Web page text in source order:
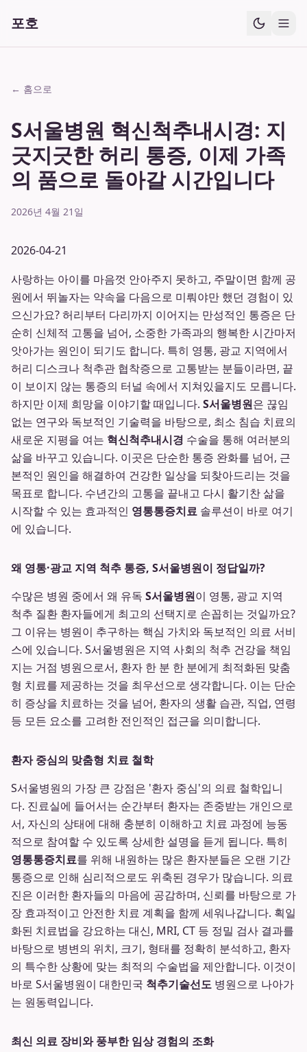
포호
← 홈으로
S서울병원 혁신척추내시경: 지
긋지긋한 허리 통증, 이제 가족
의 품으로 돌아갈 시간입니다
2026년 4월 21일
2026-04-21
사랑하는 아이를 마음껏 안아주지 못하고, 주말이면 함께 공
원에서 뛰놀자는 약속을 다음으로 미뤄야만 했던 경험이 있
으신가요? 허리부터 다리까지 이어지는 만성적인 통증은 단
순히 신체적 고통을 넘어, 소중한 가족과의 행복한 시간마저
앗아가는 원인이 되기도 합니다. 특히 영통, 광교 지역에서
허리 디스크나 척추관 협착증으로 고통받는 분들이라면, 끝
이 보이지 않는 통증의 터널 속에서 지쳐있을지도 모릅니다.
하지만 이제 희망을 이야기할 때입니다. S서울병원은 끊임
없는 연구와 독보적인 기술력을 바탕으로, 최소 침습 치료의
새로운 지평을 여는 혁신척추내시경 수술을 통해 여러분의
삶을 바꾸고 있습니다. 이곳은 단순한 통증 완화를 넘어, 근
본적인 원인을 해결하여 건강한 일상을 되찾아드리는 것을
목표로 합니다. 수년간의 고통을 끝내고 다시 활기찬 삶을
시작할 수 있는 효과적인 영통통증치료 솔루션이 바로 여기
에 있습니다.
왜 영통·광교 지역 척추 통증, S서울병원이 정답일까?
수많은 병원 중에서 왜 유독 S서울병원이 영통, 광교 지역
척추 질환 환자들에게 최고의 선택지로 손꼽히는 것일까요?
그 이유는 병원이 추구하는 핵심 가치와 독보적인 의료 서비
스에 있습니다. S서울병원은 지역 사회의 척추 건강을 책임
지는 거점 병원으로서, 환자 한 분 한 분에게 최적화된 맞춤
형 치료를 제공하는 것을 최우선으로 생각합니다. 이는 단순
히 증상을 치료하는 것을 넘어, 환자의 생활 습관, 직업, 연령
등 모든 요소를 고려한 전인적인 접근을 의미합니다.
환자 중심의 맞춤형 치료 철학
S서울병원의 가장 큰 강점은 '환자 중심'의 의료 철학입니
다. 진료실에 들어서는 순간부터 환자는 존중받는 개인으로
서, 자신의 상태에 대해 충분히 이해하고 치료 과정에 능동
적으로 참여할 수 있도록 상세한 설명을 듣게 됩니다. 특히
영통통증치료를 위해 내원하는 많은 환자분들은 오랜 기간
통증으로 인해 심리적으로도 위축된 경우가 많습니다. 의료
진은 이러한 환자들의 마음에 공감하며, 신뢰를 바탕으로 가
장 효과적이고 안전한 치료 계획을 함께 세워나갑니다. 획일
화된 치료법을 강요하는 대신, MRI, CT 등 정밀 검사 결과를
바탕으로 병변의 위치, 크기, 형태를 정확히 분석하고, 환자
의 특수한 상황에 맞는 최적의 수술법을 제안합니다. 이것이
바로 S서울병원이 대한민국 척추기술선도 병원으로 나아가
는 원동력입니다.
최신 의료 장비와 풍부한 임상 경험의 조화